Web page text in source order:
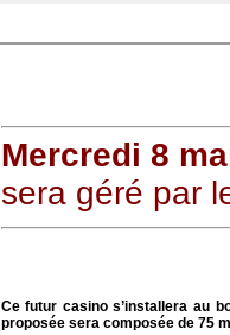
Mercredi 8
sera géré par
Ce futur casino s’installera au
proposée sera composée de 75